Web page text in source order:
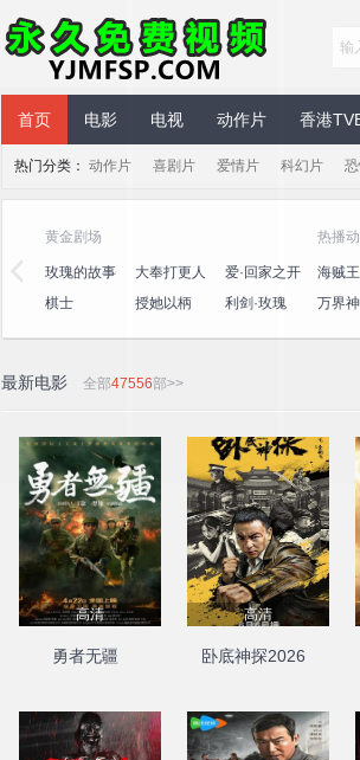
永久免费视频
首页 电影 电视 动作片 香港
热门分类： 动作片 喜剧片 爱情片 科幻片
黄金剧场
玫瑰的故事 大奉打更人
爱·回家之开
心速递
棋士 授她以柄 利剑·玫瑰
热播
海贼
王
万界
最新电影 全部47556部>>
高清
勇者无疆
高清
卧底神探2026